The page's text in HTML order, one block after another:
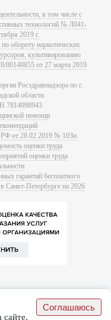
в том числе с
технологий № Л041-
2019 г.
обороту наркотических
культивированию
00148855 от 27 марта 2019
Росздравнадзора по г.
области
7814098943
помощи
РФ от 28.02.2019 № 103н
оценки труда
оценки труда
гарантий бесплатного
Санкт-Петербурге на 2026
сайте,
Соглашаюсь